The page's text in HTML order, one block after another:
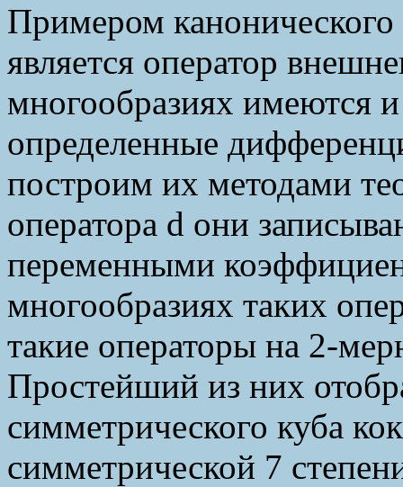
Примером
является оператор
многообразиях имеются
определенные
построим их методами
оператора d они
переменными
многообразиях таких
такие операторы на 2-
Простейший из них
симметрического куба
симметрической 7